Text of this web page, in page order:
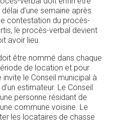
d’une semaine après
contestation du procès-
le procès-verbal devient
avoir lieu.
être nommé dans chaque
de location et pour
le Conseil municipal à
estimateur. Le Conseil
personne résidant de
commune voisine. Le
les locataires de chasse